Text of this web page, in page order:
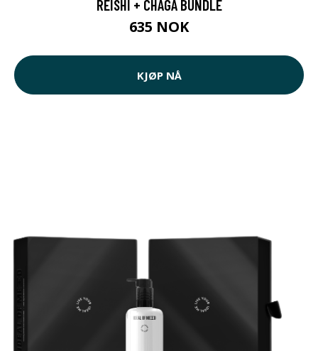
REISHI + CHAGA BUNDLE
635 NOK
KJØP NÅ